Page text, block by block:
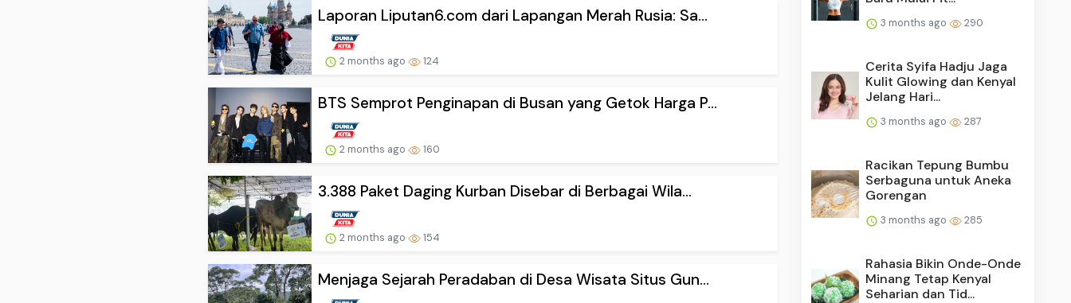
Laporan Liputan6.com dari Lapangan Merah Rusia: Sa...
2 months ago 124
BTS Semprot Penginapan di Busan yang Getok Harga P...
2 months ago 160
3.388 Paket Daging Kurban Disebar di Berbagai Wila...
2 months ago 154
Menjaga Sejarah Peradaban di Desa Wisata Situs Gun...
3 months ago 290
Cerita Syifa Hadju Jaga
Kulit Glowing dan Kenyal
Jelang Hari...
3 months ago 287
Racikan Tepung Bumbu
Serbaguna untuk Aneka
Gorengan
3 months ago 285
Rahasia Bikin Onde-Onde
Minang Tetap Kenyal
Seharian dan Tid...